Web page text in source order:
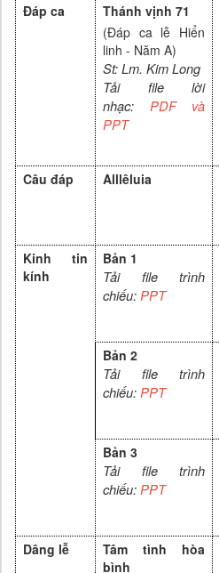
Đáp ca
Thánh vịnh 71
(Đáp ca lễ Hiển
linh - Năm A)
St:Lm. Kim Long
Tải file lời
nhạc: PDF và
PPT
Câu đáp
Alllêluia
Kinh tin
kính
Bản 1
Tải file trình
chiếu: PPT
Bản 2
Tải file trình
chiếu: PPT
Bản 3
Tải file trình
chiếu: PPT
Dâng lễ
Tâm tình hòa
bình